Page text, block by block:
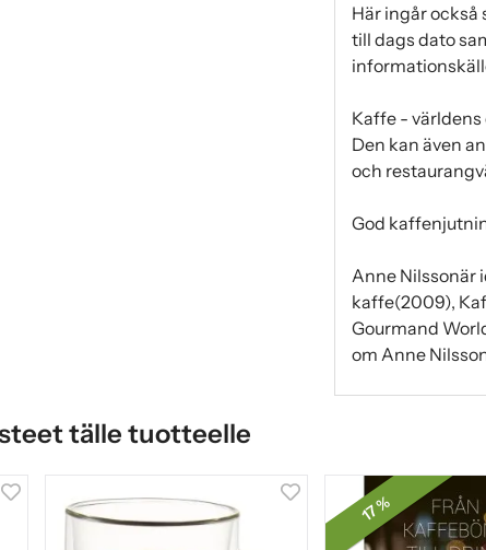
Här ingår
till dags dato
Kaffe -
Den kan även
och
God
Anne Nilssonär
kaffe(2009),
Gourmand
om Anne
tälle tuotteelle
17 %